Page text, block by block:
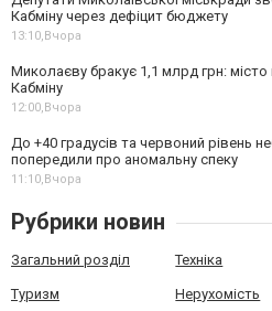
Кабміну через дефіцит бюджету
13:10, Вчора
Миколаєву бракує 1,1 млрд грн:
Кабміну
12:00, Вчора
До +40 градусів та червоний рівень
попередили про аномальну спеку
11:10, Вчора
Рубрики новин
Загальний розділ Техніка
Туризм Нерухомість